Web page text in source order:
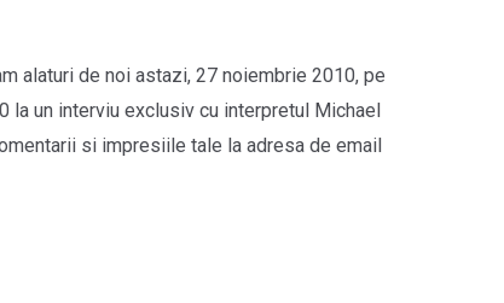
alaturi de noi astazi, 27 noiembrie 2010, pe
la un interviu exclusiv cu interpretul Michael
si impresiile tale la adresa de email